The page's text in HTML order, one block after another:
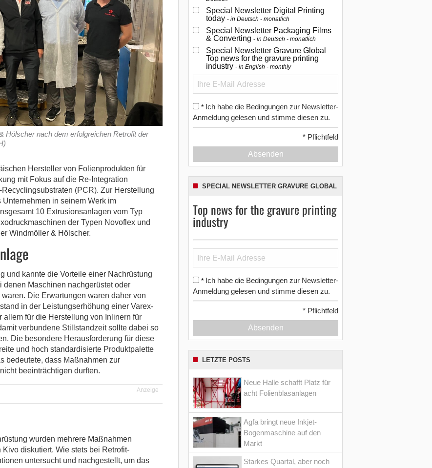
Hölscher nach dem erfolgreichen Retrofit der
Hersteller von Folienprodukten für
mit Fokus auf die Re-Integration
(PCR). Zur Herstellung
in seinem Werk im
10 Extrusionsanlagen vom Typ
der Typen Novoflex und
Windmöller & Hölscher.
und kannte die Vorteile einer Nachrüstung
Maschinen nachgerüstet oder
Die Erwartungen waren daher von
in der Leistungserhöhung einer Varex-
für die Herstellung von Inlinern für
verbundene Stillstandzeit sollte dabei so
Die besondere Herausforderung für diese
und hoch standardisierte Produktpalette
bedeutete, dass Maßnahmen zur
beeinträchtigen durften.
Anzeige
wurden mehrere Maßnahmen
diskutiert. Wie stets bei Retrofit-
untersucht und nachgestellt, um das
Special Newsletter Digital Printing
today in Deutsch - monatlich
Special Newsletter Packaging Films
& Converting in Deutsch - monatlich
Special Newsletter Gravure Global
Top news for the gravure printing
industry in English - monthly
* Ich habe die Bedingungen zur Newsletter-
Anmeldung gelesen und stimme diesen zu.
* Pflichtfeld
Absenden
SPECIAL NEWSLETTER GRAVURE GLOBAL
Top news for the gravure printing
industry
* Ich habe die Bedingungen zur Newsletter-
Anmeldung gelesen und stimme diesen zu.
* Pflichtfeld
Absenden
LETZTE POSTS
Neue Halle schafft Platz für
acht Folienblasanlagen
Agfa bringt neue Inkjet-
Bogenmaschine auf den
Markt
Starkes Quartal, aber noch